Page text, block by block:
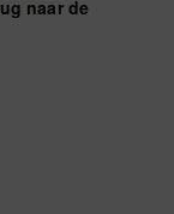
naar de